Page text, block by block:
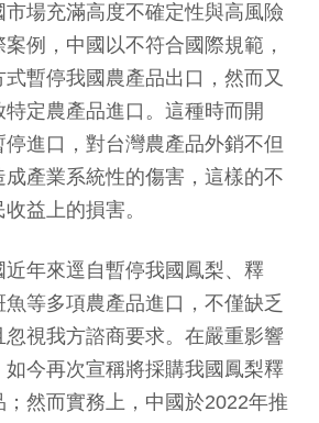
場充滿高度不確定性與高風險
例，中國以不符合國際規範，
暫停我國農產品出口，然而又
定農產品進口。這種時而開
進口，對台灣農產品外銷不但
產業系統性的傷害，這樣的不
益上的損害。
近年來逕自暫停我國鳳梨、釋
等多項農產品進口，不僅缺乏
視我方諮商要求。在嚴重影響
今再次宣稱將採購我國鳳梨釋
然而實務上，中國於2022年推